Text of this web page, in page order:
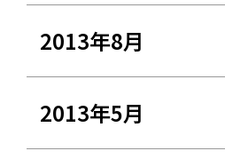
2013年8月
2013年5月